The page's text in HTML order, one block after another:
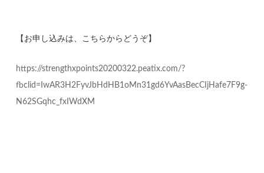
【お申し込みは、こちらからどうぞ】
https://strengthxpoints20200322.peatix.com/?
fbclid=IwAR3H2FyvJbHdHB1oMn31gd6YvAasBecCIjHafe7F9g-
N62SGqhc_fxIWdXM